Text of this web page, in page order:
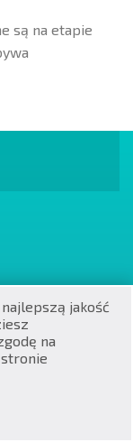
PL
są na etapie
jakość
na